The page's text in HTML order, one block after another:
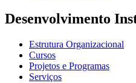
Desenvolvimento
Estrutura Organizacional
Cursos
Projetos e Programas
Serviços